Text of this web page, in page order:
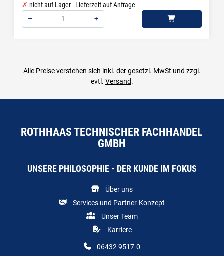
nicht auf Lager - Lieferzeit auf Anfrage
–
+
Alle Preise verstehen sich inkl. der gesetzl. MwSt und zzgl.
evtl. Versand.
ROTHHAAS TECHNISCHER FACHHANDEL
GMBH
UNSERE PHILOSOPHIE - DER KUNDE IM FOKUS
Über uns
Services und Partner-Konzept
Unser Team
Karriere
06432 9517-0